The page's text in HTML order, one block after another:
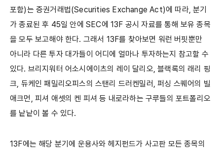
포함)는 증권거래법(Securities Exchange Act)에 따라, 분기
가 종료된 후 45일 안에 SEC에 13F 공시 자료를 통해 보유 종목
을 모두 보고해야 한다. 그래서 13F를 찾아보면 워런 버핏뿐만
아니라 다른 투자 대가들이 어디에 얼마나 투자하는지 참고할 수
있다. 브리지워터 어소시에이츠의 레이 달리오, 블랙록의 래리 핑
크, 듀케인 패밀리오피스의 스탠리 드러켄밀러, 퍼싱 스퀘어의 빌
애크먼, 피셔 애셋의 켄 피셔 등 내로라하는 구루들의 포트폴리오
를 낱낱이 볼 수 있다.
13F에는 해당 분기에 운용사와 헤지펀드가 사고판 모든 종목의